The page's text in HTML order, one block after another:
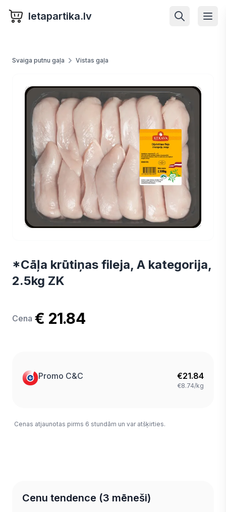
letapartika.lv
Svaiga putnu gaļa Vistas gaļa
*Cāļa krūtiņas fileja, A kategorija,
2.5kg ZK
Cena € 21.84
Promo C&C €21.84
€8.74/kg
Cenas atjaunotas pirms 6 stundām un var atšķirties.
Cenu tendence (3 mēneši)